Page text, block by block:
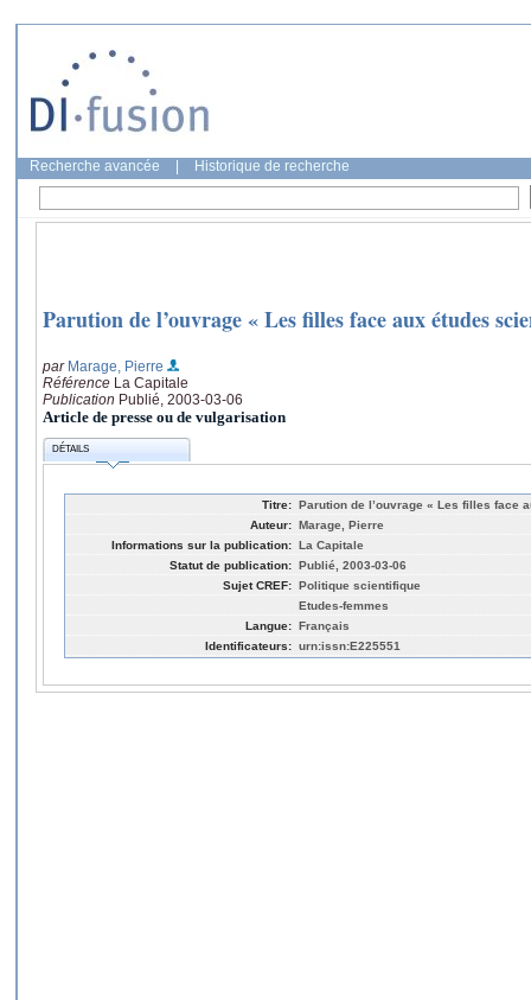
Recherche avancée Historique de recherche
Parution de l’ouvrage « Les filles face aux études
par Marage, Pierre
Référence La Capitale
Publication Publié, 2003-03-06
Article de presse ou de vulgarisation
DÉTAILS
Titre: Parution de l’ouvrage « Les filles face
Auteur: Marage, Pierre
Informations sur la publication: La Capitale
Statut de publication: Publié, 2003-03-06
Sujet CREF: Politique scientifique
Etudes-femmes
Langue: Français
Identificateurs: urn:issn:E225551